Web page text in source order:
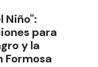
Niño":
para
y la
Formosa